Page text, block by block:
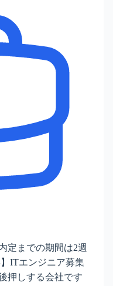
定までの期間は2週
ITエンジニア募集
押しする会社です